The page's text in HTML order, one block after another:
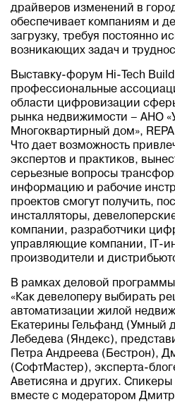
драйверов изменений в
обеспечивает компаниям и
загрузку, требуя постоянно
возникающих задач и
Выставку-форум Hi-Tech
профессиональные
области цифровизации
рынка недвижимости – АНО
Многоквартирный дом»,
Что дает возможность
экспертов и практиков,
серьезные вопросы
информацию и рабочие
проектов смогут получить,
инсталляторы,
компании, разработчики
управляющие компании, IT-
производители и
В рамках деловой
«Как девелоперу выбирать
автоматизации жилой
Екатерины Гельфанд (Умный
Лебедева (Яндекс),
Петра Андреева (Бестрон),
(СофтМастер), эксперта-
Аветисяна и других. Спикеры
вместе с модератором